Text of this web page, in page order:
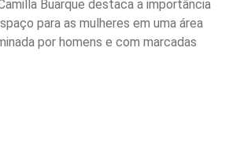
Buarque destaca a importância
para as mulheres em uma área
por homens e com marcadas